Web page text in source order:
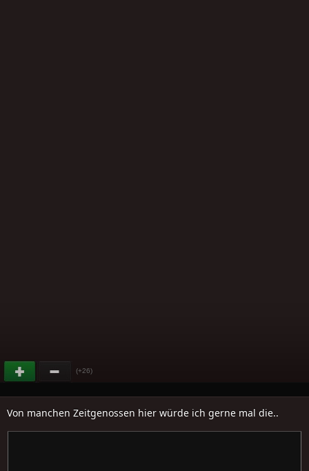
(+26)
Von manchen Zeitgenossen hier würde ich gerne mal die..